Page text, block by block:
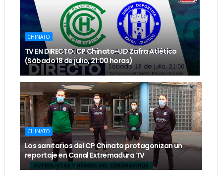
CHINATO
TV EN DIRECTO. CP Chinato-UD Zafra Atlético
(Sábado 18 de julio, 21:00 horas)
CHINATO
Los sanitarios del CP Chinato protagonizan un
reportaje en Canal Extremadura TV